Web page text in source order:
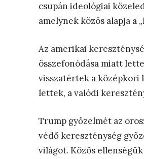
csupán ideológiai
amelynek közös alapja a
Az amerikai
összefonódása miatt
visszatértek a középkori
lettek, a valódi
Trump győzelmét az
védő kereszténység
világot. Közös